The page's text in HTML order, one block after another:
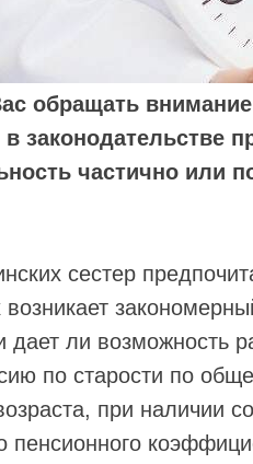
обращать
законодательстве
частично или
сестер
дает ли возможность
по старости по
при наличии
пенсионного